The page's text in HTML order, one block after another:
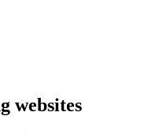
websites